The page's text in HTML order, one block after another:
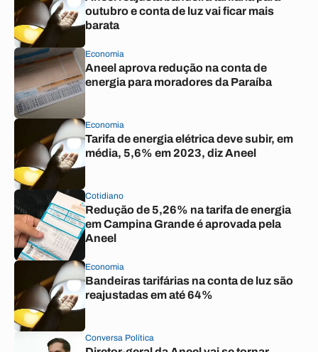
outubro e conta de luz vai ficar mais
barata
Economia
Aneel aprova redução na conta de
energia para moradores da Paraíba
Economia
Tarifa de energia elétrica deve subir, em
média, 5,6% em 2023, diz Aneel
Cotidiano
Redução de 5,26% na tarifa de energia
em Campina Grande é aprovada pela
Aneel
Economia
Bandeiras tarifárias na conta de luz são
reajustadas em até 64%
Conversa Política